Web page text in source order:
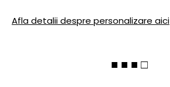
Afla detalii despre personalizare aici
■ ■ ■ □